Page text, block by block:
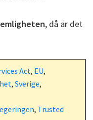
, då är det
Act, EU,
, Sverige,
, Trusted